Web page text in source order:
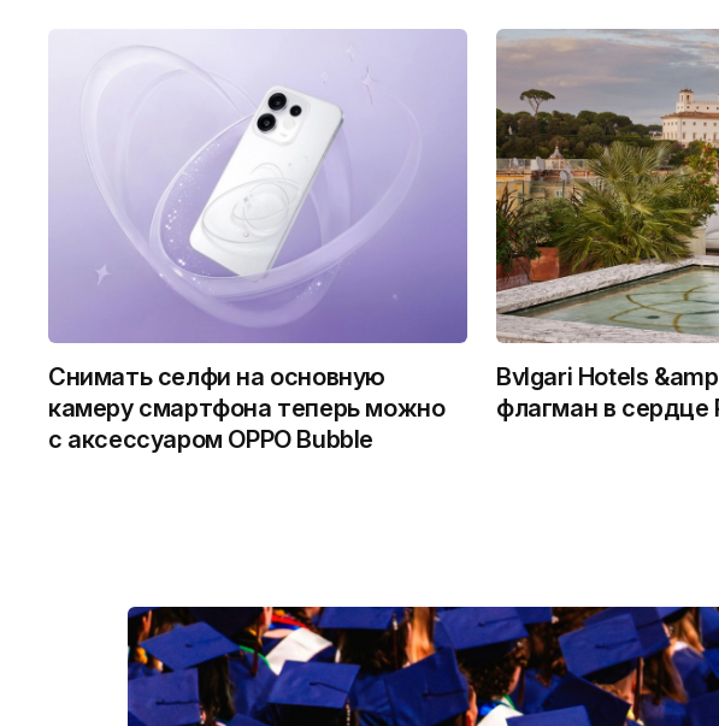
Снимать селфи на основную
камеру смартфона теперь можно
с аксессуаром OPPO Bubble
Bvlgari Hotels
флагман в сердце